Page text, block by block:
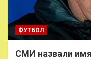
ФУТБОЛ
СМИ назвали имя